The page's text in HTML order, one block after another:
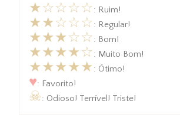
★☆☆☆☆: Ruim!
★★☆☆☆: Regular!
★★★☆☆: Bom!
★★★★☆: Muito Bom!
★★★★★: Ótimo!
♥: Favorito!
☠: Odioso! Terrível! Triste!